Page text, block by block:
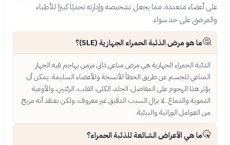
على أعضاء متعددة، مما يجعل تشخيصه وإدارته تحديًا كبيرًا للأطباء
والمرضى على حد سواء.
🤔ما هو مرض الذئبة الحمراء الجهازية (SLE)؟
الذئبة الحمراء الجهازية هي مرض مناعي ذاتي مزمن يهاجم فيه الجهاز
المناعي للجسم عن طريق الخطأ الأنسجة والأعضاء السليمة. يمكن أن
يؤثر هذا الهجوم على المفاصل، الجلد، الكلى، القلب، الرئتين، والأوعية
الدموية والدماغ. لا يزال السبب الدقيق غير معروف، ولكن يعتقد أنه مزيج
من العوامل الوراثية والبيئية.
🤒ما هي الأعراض الشائعة للذئبة الحمراء؟